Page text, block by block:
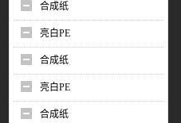
合成纸
亮白PE
合成纸
亮白PE
合成纸